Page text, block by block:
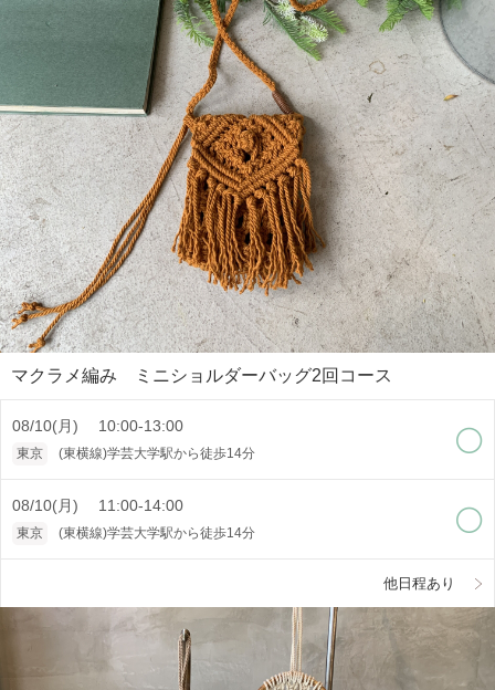
マクラメ編み ミニショルダーバッグ2回コース
08/10(月) 10:00-13:00
東京 (東横線)学芸大学駅から徒歩14分
08/10(月) 11:00-14:00
東京 (東横線)学芸大学駅から徒歩14分
他日程あり